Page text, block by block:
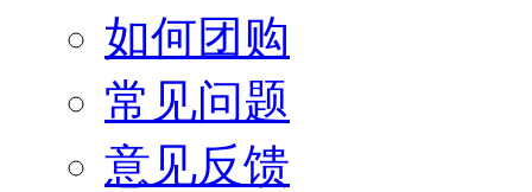
如何团购
常见问题
意见反馈